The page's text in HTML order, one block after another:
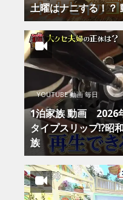
土曜はナニする！
YOUTUBE 動画 毎日
1泊家族 動画 2026
タイプスリップ⁉昭
族